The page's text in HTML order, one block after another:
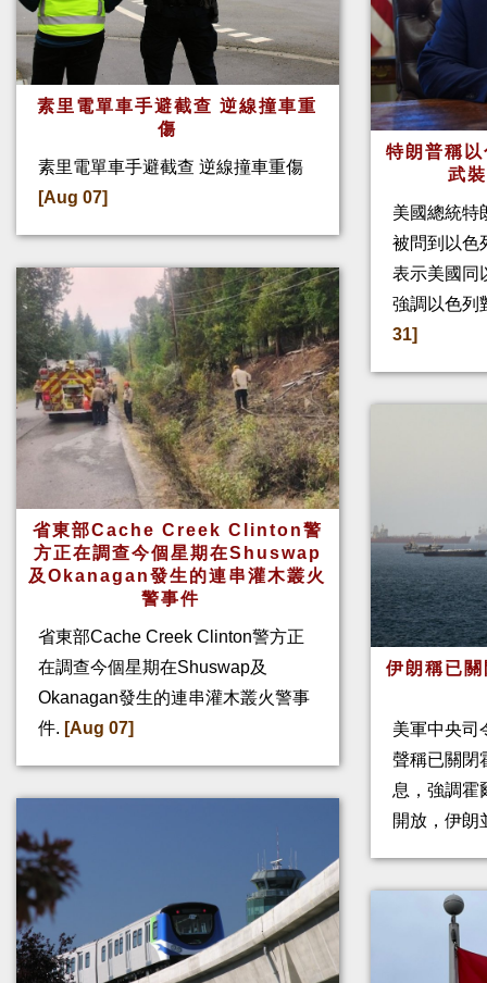
素里電單車手避截查 逆線撞車重
傷
素里電單車手避截查 逆線撞車重傷
[Aug 07]
省東部Cache Creek Clinton警
方正在調查今個星期在Shuswap
及Okanagan發生的連串灌木叢火
警事件
省東部Cache Creek Clinton警方正
在調查今個星期在Shuswap及
Okanagan發生的連串灌木叢火警事
件. [Aug 07]
特朗普稱
武
美國總統特
被問到以色
表示美國同
強調以色列
31]
伊朗稱已
美軍中央司
聲稱已關閉
息，強調霍
開放，伊